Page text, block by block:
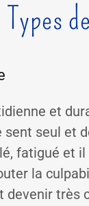
Types
et
seul et
fatigué et
la
devenir très